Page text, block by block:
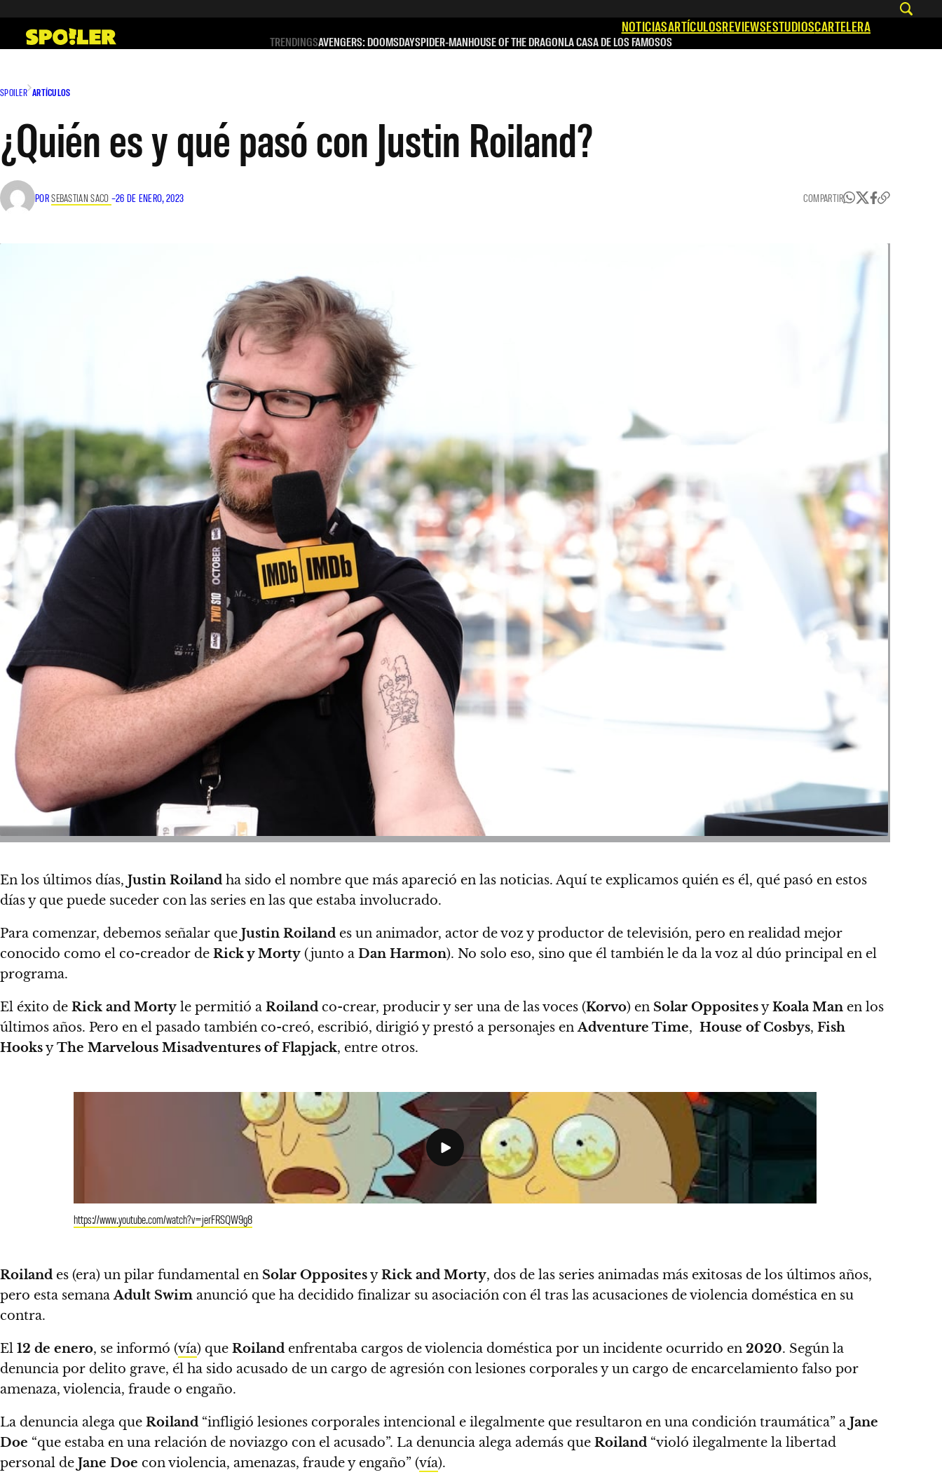
contenido
NOTICIASARTÍCULOSREVIEWSESTUDIOSCARTELERA
TRENDINGSAVENGERS: DOOMSDAYSPIDER-MANHOUSE OF THE DRAGONLA CASA DE LOS FAMOSOS
SPOILER ARTÍCULOS
¿Quién es y qué pasó con Justin Roiland?
PORSEBASTIAN SACO –26 DE ENERO, 2023 COMPARTIR
En los últimos días, Justin Roiland ha sido el nombre que más apareció en las noticias. Aquí te explicamos quién es él, qué pasó en estos
días y que puede suceder con las series en las que estaba involucrado.
Para comenzar, debemos señalar que Justin Roiland es un animador, actor de voz y productor de televisión, pero en realidad mejor
conocido como el co-creador de Rick y Morty (junto a Dan Harmon). No solo eso, sino que él también le da la voz al dúo principal en el
programa.
El éxito de Rick and Morty le permitió a Roiland co-crear, producir y ser una de las voces (Korvo) en Solar OppositesyKoala Man en los
últimos años. Pero en el pasado también co-creó, escribió, dirigió y prestó a personajes enAdventure Time, House of Cosbys, Fish
HooksyThe Marvelous Misadventures of Flapjack, entre otros.
https://www.youtube.com/watch?v=jerFRSQW9g8
Roiland es (era) un pilar fundamental en Solar OppositesyRick and Morty, dos de las series animadas más exitosas de los últimos años,
pero esta semanaAdult Swim anunció que ha decidido finalizar su asociación con él tras las acusaciones de violencia doméstica en su
contra.
El 12 de enero, se informó (vía) que Roiland enfrentaba cargos de violencia doméstica por un incidente ocurrido en 2020. Según la
denuncia por delito grave, él ha sido acusado de un cargo de agresión con lesiones corporales y un cargo de encarcelamiento falso por
amenaza, violencia, fraude o engaño.
La denuncia alega que Roiland “infligió lesiones corporales intencional e ilegalmente que resultaron en una condición traumática” a Jane
Doe “que estaba en una relación de noviazgo con el acusado”. La denuncia alega además que Roiland “violó ilegalmente la libertad
personal de Jane Doe con violencia, amenazas, fraude y engaño” (vía).